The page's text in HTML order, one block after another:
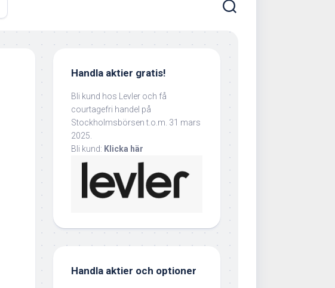
Handla aktier gratis!
Bli kund hos Levler och få
courtagefri handel på
Stockholmsbörsen t.o.m. 31 mars
2025.
Bli kund: Klicka här
Handla aktier och optioner